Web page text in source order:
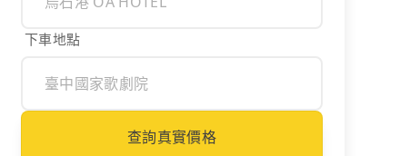
下車地點
查詢真實價格